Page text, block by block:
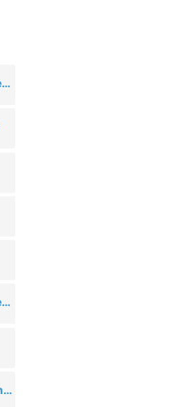
Tierbedarf & Tierhandel
Dienstleistungen rund ums Tier
Vereine & Organisationen